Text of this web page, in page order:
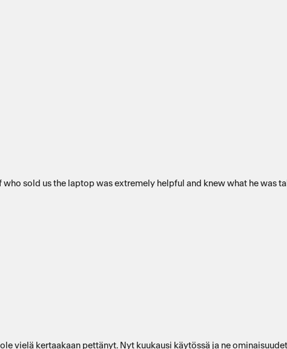
sold us the laptop was extremely helpful and knew what he was